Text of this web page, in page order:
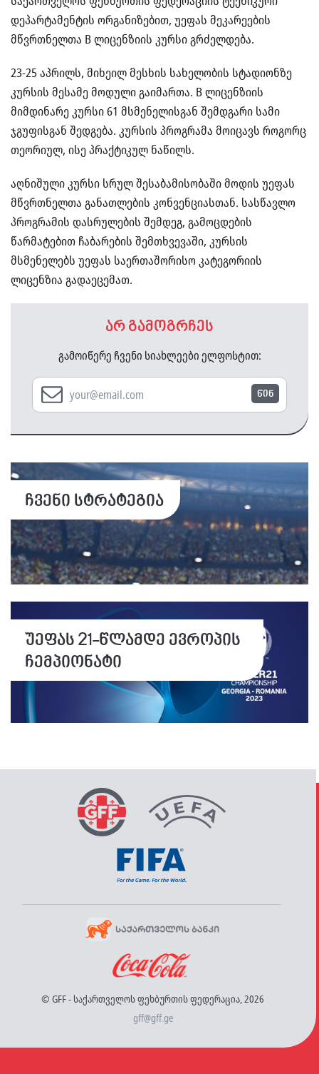
დეპარტამენტის ორგანიზებით, უეფას მეკარეების
მწვრთნელთა B ლიცენზიის კურსი გრძელდება.
23-25 აპრილს, მიხეილ მესხის სახელობის სტადიონზე
კურსის მესამე მოდული გაიმართა. B ლიცენზიის
მიმდინარე კურსი 61 მსმენელისგან შემდგარი სამი
ჯგუფისგან შედგება. კურსის პროგრამა მოიცავს როგორც
თეორიულ, ისე პრაქტიკულ ნაწილს.
აღნიშული კურსი სრულ შესაბამისობაში მოდის უეფას
მწვრთნელთა განათლების კონვენციასთან. სასწავლო
პროგრამის დასრულების შემდეგ, გამოცდების
წარმატებით ჩაბარების შემთხვევაში, კურსის
მსმენელებს უეფას საერთაშორისო კატეგორიის
ლიცენზია გადაეცემათ.
არ გამოგრჩეს
გამოიწერე ჩვენი სიახლეები ელფოსტით:
წინ
ჩვენი სტრატეგია
უეფას 21-წლამდე ევროპის
ჩემპიონატი
© GFF - საქართველოს ფეხბურთის ფედერაცია, 2026
gff@gff.ge